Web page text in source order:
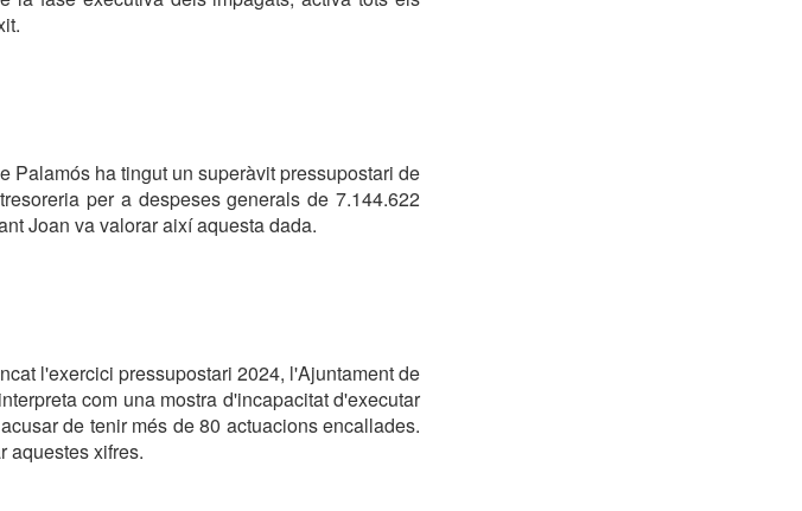
Palamós ha tingut un superàvit pressupostari de
per a despeses generals de 7.144.622
Joan va valorar així aquesta dada.
l'exercici pressupostari 2024, l'Ajuntament de
com una mostra d'incapacitat d'executar
de tenir més de 80 actuacions encallades.
aquestes xifres.